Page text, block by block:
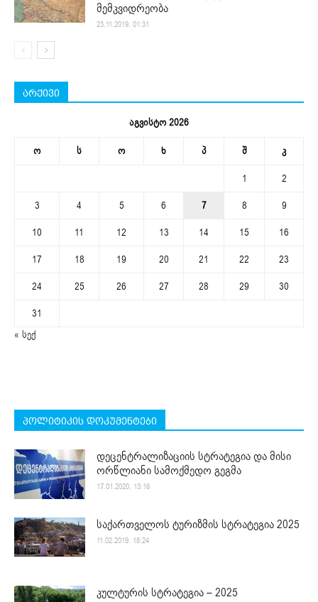
მემკვიდრეობა
23.11.2019. 01:31
არქივი
აგვისტო 2026
ო ს ო ხ პ შ კ
1
2
3
4 5 6 7 8
9
10
11 12 13 14 15
16
17
18 19 20 21 22
23
24
25 26 27 28 29
30
31
« სექ
პოლიტიკის დოკუმენტები
დეცენტრალიზაციის სტრატეგია და მისი
ორწლიანი სამოქმედო გეგმა
17.01.2020. 13:16
საქართველოს ტურიზმის სტრატეგია 2025
11.02.2019. 18:24
კულტურის სტრატეგია – 2025